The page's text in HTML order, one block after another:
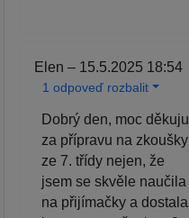
Elen – 15.5.2025 18:54
1 odpoveď rozbalit
Dobrý den, moc děkuju
za přípravu na zkoušky
ze 7. třídy nejen, že
jsem se skvěle naučila
na přijímačky a dostala